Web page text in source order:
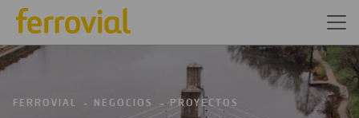
FERROVIAL NEGOCIOS PROYECTOS